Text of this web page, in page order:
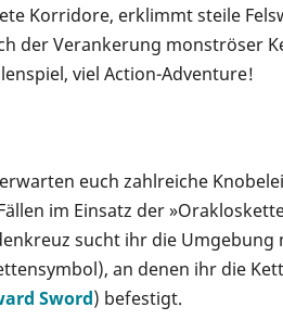
Korridore, erklimmt steile
der Verankerung monströser
viel Action-Adventure!
euch zahlreiche
im Einsatz der
sucht ihr die Umgebung
an denen ihr die
Sword) befestigt.